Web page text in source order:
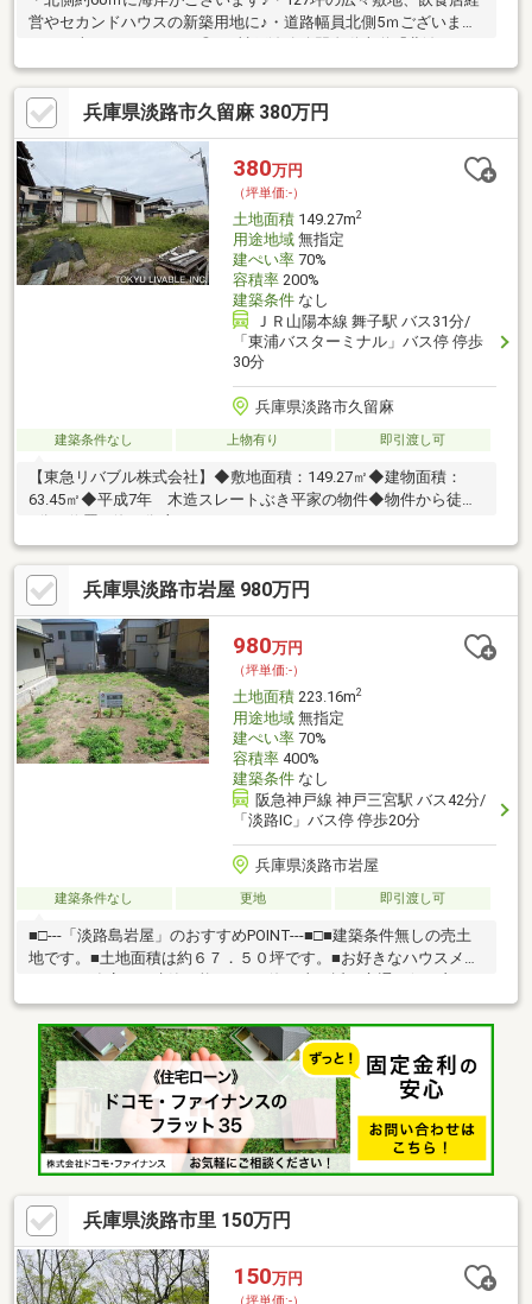
営やセカンドハウスの新築用地に♪・道路幅員北側5ｍございます
降りて車で3分♪◆－◆－◆－◆－◆－◆－◆－◆－◆・頭金や
諸費用の出費を出来る限りゼロにしたい。・一戸建てとマンショ
ン、どちらがいいの？ などなど、住宅購入に係ること全てご相
談ください。◆－◆－◆－◆－◆－◆－◆－◆－◆
兵庫県淡路市久留麻 380万円
380万円
（坪単価:-）
土地面積149.27m2
用途地域無指定
建ぺい率70%
容積率200%
建築条件なし
ＪＲ山陽本線 舞子駅 バス31分/
「東浦バスターミナル」バス停 停歩
30分
兵庫県淡路市久留麻
建築条件なし 上物有り 即引渡し可
【東急リバブル株式会社】◆敷地面積：149.27㎡◆建物面積：
63.45㎡◆平成7年 木造スレートぶき平家の物件◆物件から徒歩
兵庫県淡路市岩屋 980万円
980万円
（坪単価:-）
土地面積223.16m2
用途地域無指定
建ぺい率70%
容積率400%
建築条件なし
阪急神戸線 神戸三宮駅 バス42分/
「淡路IC」バス停 停歩20分
兵庫県淡路市岩屋
建築条件なし 更地 即引渡し可
■□---「淡路島岩屋」のおすすめPOINT---■□■建築条件無しの売土
地です。■土地面積は約６７．５０坪です。■お好きなハウスメー
カー・工務店にて建築可能です。■海・山が近く交通の便も良い
立地です。■別荘地としてもご検討ください淡路インター前より
車で約４分（約１６００ｍ）です。 ～周辺施設～ ・淡路市役所岩
屋事務所 徒歩６分（約４２０ｍ） ・岩屋郵便局 徒歩７分（約
５１０ｍ） ・マイマート岩屋 徒歩３分（約２００ｍ） ・淡路信
用金庫岩屋支店 徒歩２分（約１１０ｍ） ・石屋小学校 徒歩７
分（約５００ｍ）
兵庫県淡路市里 150万円
150万円
（坪単価:-）